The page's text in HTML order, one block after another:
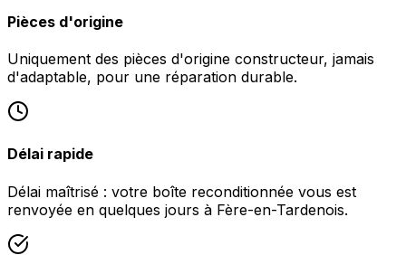
Pièces d'origine
Uniquement des pièces d'origine constructeur, jamais
d'adaptable, pour une réparation durable.
Délai rapide
Délai maîtrisé : votre boîte reconditionnée vous est
renvoyée en quelques jours à Fère-en-Tardenois.